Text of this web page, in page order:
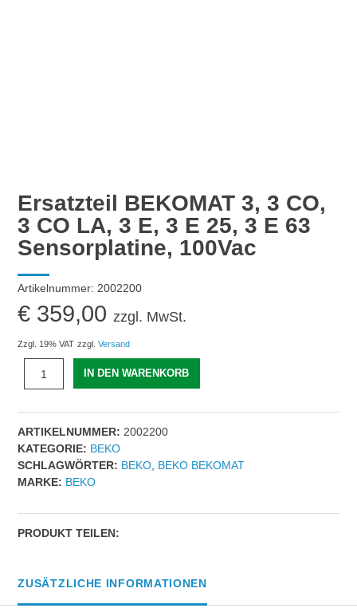
Ersatzteil BEKOMAT 3, 3 CO,
3 CO LA, 3 E, 3 E 25, 3 E 63
Sensorplatine, 100Vac
Artikelnummer: 2002200
€ 359,00 zzgl. MwSt.
Zzgl. 19% VAT zzgl.Versand
BEKOMAT
3
CO,
3
CO
LA,
E,
3
3
IN DEN WARENKORB
ARTIKELNUMMER: 2002200
KATEGORIE: BEKO
SCHLAGWÖRTER: BEKO BEKO BEKOMAT
MARKE: BEKO
PRODUKT TEILEN:
ZUSÄTZLICHE INFORMATIONEN